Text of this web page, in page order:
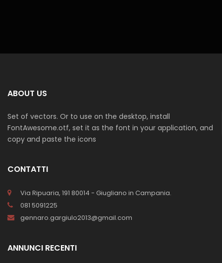
ABOUT US
Set of vectors. Or to use on the desktop, install
FontAwesome.otf, set it as the font in your application, and
copy and paste the icons
CONTATTI
Via Ripuaria, 191 80014 - Giugliano in Campania.
081 5091225
gennaro.gargiulo2013@gmail.com
ANNUNCI RECENTI